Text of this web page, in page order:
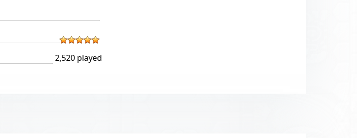
2,520 played